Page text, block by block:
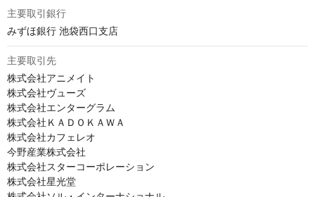
主要取引銀行
みずほ銀行 池袋西口支店
主要取引先
株式会社アニメイト
株式会社ヴューズ
株式会社エンターグラム
株式会社ＫＡＤＯＫＡＷＡ
株式会社カフェレオ
今野産業株式会社
株式会社スターコーポレーション
株式会社星光堂